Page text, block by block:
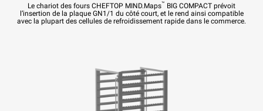
Le chariot des fours CHEFTOP MIND.Maps™ BIG COMPACT prévoit
l’insertion de la plaque GN1/1 du côté court, et le rend ainsi compatible
avec la plupart des cellules de refroidissement rapide dans le commerce.